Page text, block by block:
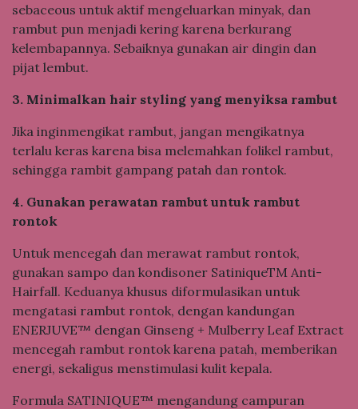
sebaceous untuk aktif mengeluarkan minyak, dan
rambut pun menjadi kering karena berkurang
kelembapannya. Sebaiknya gunakan air dingin dan
pijat lembut.
3. Minimalkan hair styling yang menyiksa rambut
Jika inginmengikat rambut, jangan mengikatnya
terlalu keras karena bisa melemahkan folikel rambut,
sehingga rambit gampang patah dan rontok.
4. Gunakan perawatan rambut untuk rambut
rontok
Untuk mencegah dan merawat rambut rontok,
gunakan sampo dan kondisoner SatiniqueTM Anti-
Hairfall. Keduanya khusus diformulasikan untuk
mengatasi rambut rontok, dengan kandungan
ENERJUVE™ dengan Ginseng + Mulberry Leaf Extract
mencegah rambut rontok karena patah, memberikan
energi, sekaligus menstimulasi kulit kepala.
Formula SATINIQUE™ mengandung campuran